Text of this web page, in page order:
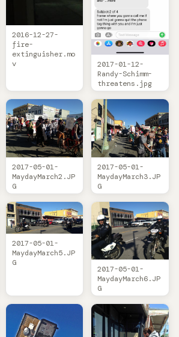
2016-12-27-
fire-
extinguisher.mo
v
2017-01-12-
Randy-Schimm-
threatens.jpg
2017-05-01-
MaydayMarch2.JP
G
2017-05-01-
MaydayMarch3.JP
G
2017-05-01-
MaydayMarch5.JP
G
2017-05-01-
MaydayMarch6.JP
G